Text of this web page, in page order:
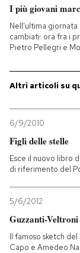
Politica
Tecnologia
Internet
Sport
PODCAST
NEWSLETTER
I MIEI
I più giovani
Nell'ultima
cambiati: ora fra i
Pietro Pellegri e
Altri articoli su
6/9/2010
Figli delle stelle
Esce il nuovo libro
di riferimento del
5/6/2012
Guzzanti-Veltroni
Il famoso sketch
Capo e Amedeo